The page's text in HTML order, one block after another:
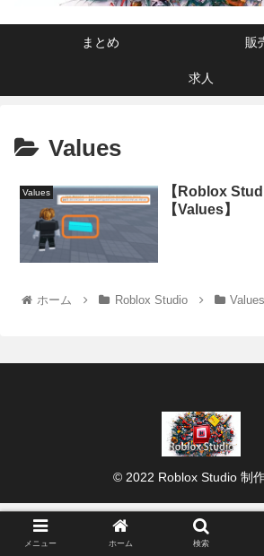
まとめ 販
求人
Values
Values
【Roblox
【Values】
ホーム Roblox Studio Values
© 2022 Roblox Studio 制
メニュー ホーム 検索